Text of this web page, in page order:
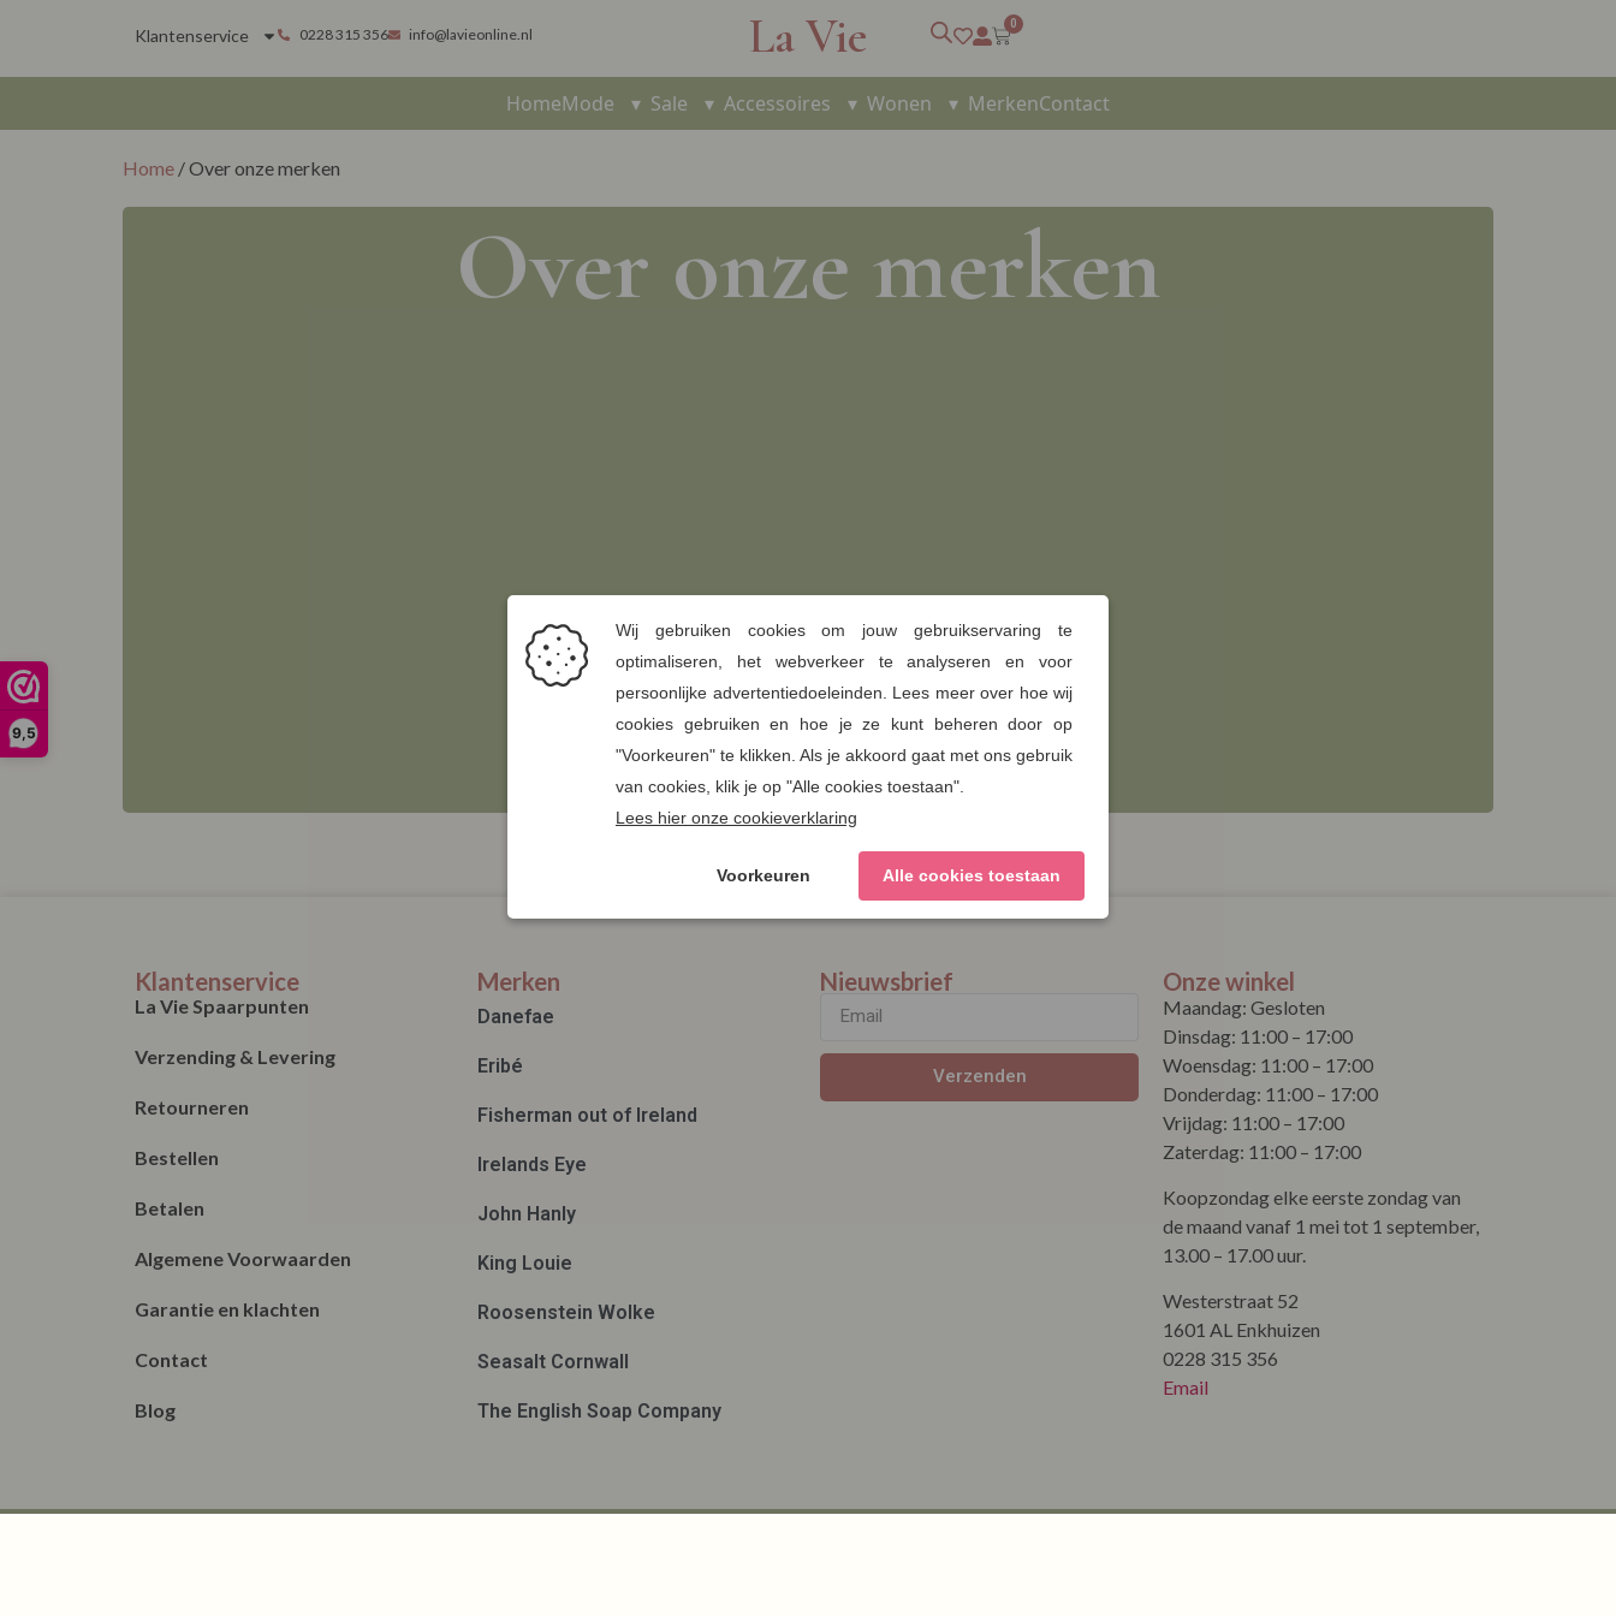
9,5
Klantenservice 0228 315 356 info@lavieonline.nl La Vie 0
HomeMode ▾ Sale ▾ Accessoires ▾ Wonen ▾ MerkenContact
Home / Over onze merken
Over onze merken
Klantenservice
La Vie Spaarpunten
Verzending & Levering
Retourneren
Bestellen
Betalen
Algemene Voorwaarden
Garantie en klachten
Contact
Blog
Merken
Danefae
Eribé
Fisherman out of Ireland
Irelands Eye
John Hanly
King Louie
Roosenstein Wolke
Seasalt Cornwall
The English Soap Company
Nieuwsbrief
Verzenden
Onze winkel
Maandag: Gesloten
Dinsdag: 11:00 – 17:00
Woensdag: 11:00 – 17:00
Donderdag: 11:00 – 17:00
Vrijdag: 11:00 – 17:00
Zaterdag: 11:00 – 17:00
Koopzondag elke eerste zondag van
de maand vanaf 1 mei tot 1 september,
13.00 – 17.00 uur.
Westerstraat 52
1601 AL Enkhuizen
0228 315 356
Email